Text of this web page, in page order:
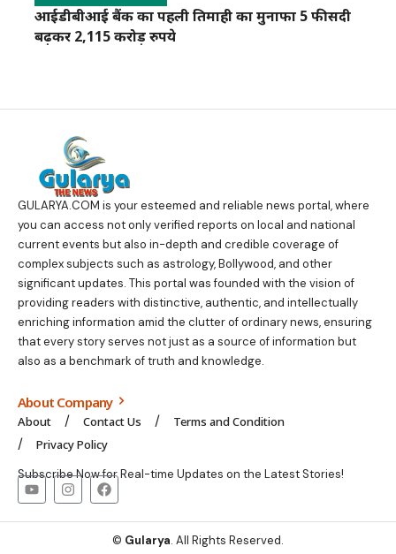
आईडीबीआई बैंक का पहली तिमाही का मुनाफा 5 फीसदी
बढ़कर 2,115 करोड़ रुपये
GULARYA.COM is your esteemed and reliable news portal, where
you can access not only verified reports on local and national
current events but also in-depth and credible coverage of
complex subjects such as astrology, Bollywood, and other
significant updates. This portal was founded with the vision of
providing readers with distinctive, authentic, and intellectually
enriching information amid the clutter of ordinary news, ensuring
that every story serves not just as a source of information but
also as a benchmark of truth and knowledge.
About Company
About Contact Us
Terms and Condition
Privacy Policy
Subscribe Now for Real-time Updates on the Latest Stories!
© Gularya. All Rights Reserved.